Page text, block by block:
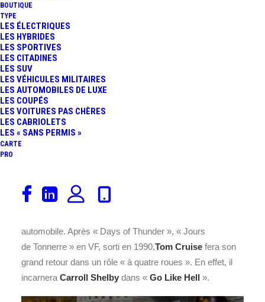
BOUTIQUE
TYPE
LES ÉLECTRIQUES
LES HYBRIDES
LES SPORTIVES
LES CITADINES
LES SUV
LES VÉHICULES MILITAIRES
LES AUTOMOBILES DE LUXE
LES COUPÉS
LES VOITURES PAS CHÈRES
LES CABRIOLETS
LES « SANS PERMIS »
CARTE
PRO
Le succès deRush , actuellement dans les salles
obscures, ne fait plus aucun doute ! Ainsi les studios
automobile. Après « Days of Thunder », « Jours
de Tonnerre » en VF, sorti en 1990,Tom Cruise fera son
grand retour dans un rôle « à quatre roues ». En effet, il
incarnera Carroll Shelby dans « Go Like Hell ».